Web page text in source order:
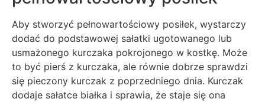
Aby stworzyć pełnowartościowy posiłek, wystarczy
dodać do podstawowej sałatki ugotowanego lub
usmażonego kurczaka pokrojonego w kostkę. Może
to być pierś z kurczaka, ale równie dobrze sprawdzi
się pieczony kurczak z poprzedniego dnia. Kurczak
dodaje sałatce białka i sprawia, że staje się ona